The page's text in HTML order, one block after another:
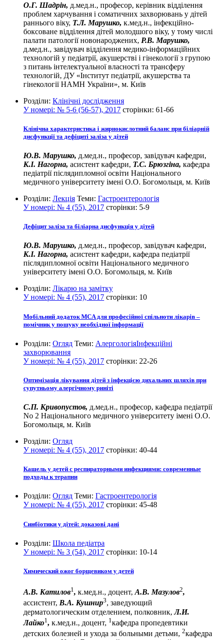
О.Г. Шадрін, д.мед.н., професор, керівник відділення
проблем харчування і соматичних захворювань у дітей
раннього віку, Т.Л. Марушко, к.мед.н., інфекційно-
боксоване відділення дітей молодшого віку, у тому числі
палати патології новонароджених, Р.В. Марушко,
д.мед.н., завідувач відділення медико-інформаційних
технологій у педіатрії, акушерстві і гінекології з групою
з питань інтелектуальної власності та трансферу
технологій, ДУ «Інститут педіатрії, акушерства та
гінекології НАМН України», м. Київ
Розділи: Клінічні дослідження
У номері: № 5-6 (56-57), 2017 сторінки: 61-66
Клінічна характеристика і жирнокислотний баланс при біліарній
дисфункції та дефіциті заліза у дітей
Ю.В. Марушко, д.мед.н., професор, завідувач кафедри,
К.І. Нагорна, асистент кафедри, Т.С. Брюзгіна, кафедра
педіатрії післядипломної освіти Національного
медичного університету імені О.О. Богомольця, м. Київ
Розділи: Лекція Теми: Гастроентерологія
У номері: № 4 (55), 2017 сторінки: 5-9
Дефіцит заліза та біліарна дисфункція у дітей
Ю.В. Марушко, д.мед.н., професор, завідувач кафедри,
К.І. Нагорна, асистент кафедри, кафедра педіатрії
післядипломної освіти Національного медичного
університету імені О.О. Богомольця, м. Київ
Розділи: Лікарю на замітку
У номері: № 4 (55), 2017 сторінки: 10
Мобільний додаток MCA для професійної спільноти лікарів –
помічник у пошуку необхідної інформації
Розділи: Огляд Теми: АлергологіяІнфекційні
захворювання
У номері: № 4 (55), 2017 сторінки: 22-26
Оптимізація лікування дітей з інфекцією дихальних шляхів при
супутньому алергічному риніті
С.П. Кривопустов, д.мед.н., професор, кафедра педіатрії
No 2 Національного медичного університету імені О.О.
Богомольця, м. Київ
Розділи: Огляд
У номері: № 4 (55), 2017 сторінки: 40-44
Кашель у детей с респираторными инфекциями: современные
подходы к терапии
Розділи: Огляд Теми: Гастроентерологія
У номері: № 4 (55), 2017 сторінки: 45-48
Синбіотики у дітей: доказові дані
Розділи: Школа педіатра
У номері: № 3 (54), 2017 сторінки: 10-14
Химический ожог борщевиком у детей
А.В. Катилов1, к.мед.н., доцент,А.В. Мазулов2,
ассистент, В.А. Кушнир3, заведующий
дерматологическим отделением, полковник,Л.И.
Лайко1 , к.мед.н., доцент, 1 кафедра пропедевтики
детских болезней и ухода за больными детьми, 2кафедра